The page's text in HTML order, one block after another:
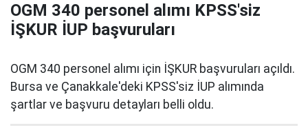
OGM 340 personel alımı KPSS'siz
İŞKUR İUP başvuruları
OGM 340 personel alımı için İŞKUR başvuruları açıldı.
Bursa ve Çanakkale'deki KPSS'siz İUP alımında
şartlar ve başvuru detayları belli oldu.